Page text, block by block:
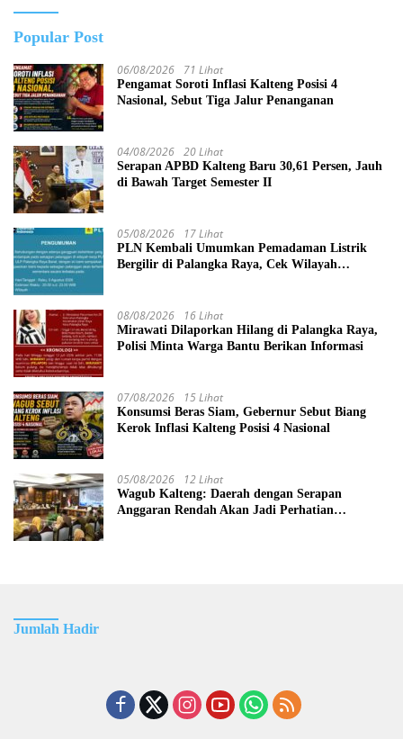
Popular Post
06/08/2026 71 Lihat
Pengamat Soroti Inflasi Kalteng Posisi 4
Nasional, Sebut Tiga Jalur Penanganan
04/08/2026 20 Lihat
Serapan APBD Kalteng Baru 30,61 Persen, Jauh
di Bawah Target Semester II
05/08/2026 17 Lihat
PLN Kembali Umumkan Pemadaman Listrik
Bergilir di Palangka Raya, Cek Wilayah
08/08/2026 16 Lihat
Mirawati Dilaporkan Hilang di Palangka Raya,
Polisi Minta Warga Bantu Berikan Informasi
07/08/2026 15 Lihat
Konsumsi Beras Siam, Gebernur Sebut Biang
Kerok Inflasi Kalteng Posisi 4 Nasional
05/08/2026 12 Lihat
Wagub Kalteng: Daerah dengan Serapan
Anggaran Rendah Akan Jadi Perhatian
Jumlah Hadir